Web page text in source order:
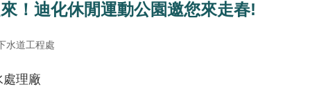
！迪化休閒運動公園邀您來走春!
水道工程處
理廠